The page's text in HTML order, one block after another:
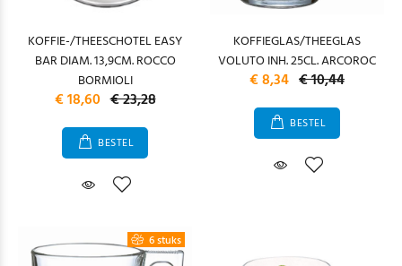
KOFFIE-/THEESCHOTEL EASY
BAR DIAM. 13,9CM. ROCCO
BORMIOLI
€ 18,60 € 23,28
BESTEL
KOFFIEGLAS/THEEGLAS
VOLUTO INH. 25CL. ARCOROC
€ 8,34 € 10,44
BESTEL
6 stuks